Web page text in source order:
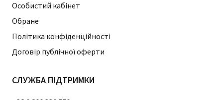
Особистий кабінет
Обране
Політика конфіденційності
Договір публічної оферти
СЛУЖБА ПІДТРИМКИ